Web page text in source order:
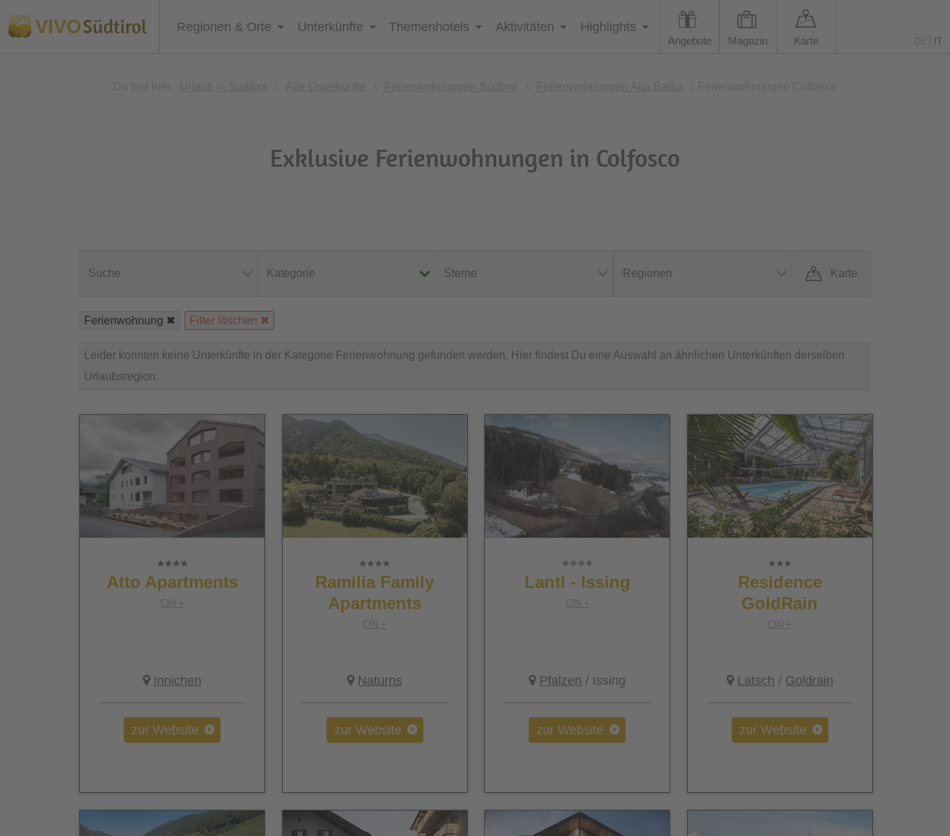
VIVOSüdtirol Regionen & Orte Unterkünfte Themenhotels Aktivitäten Highlights
Angebote Magazin Karte IT
Exklusive Ferienwohnungen in Colfosco
Suche Kategorie Sterne Regionen Karte
Ferienwohnung Filter löschen
Leider konnten keine Unterkünfte in der Kategorie Ferienwohnung gefunden werden. Hier findest Du eine Auswahl an ähnlichen Unterkünften derselben
Urlaubsregion.
Atto Apartments
CIN +
Innichen
zur Website
Ramilia Family
Apartments
CIN +
Naturns
zur Website
Lantl - Issing
CIN +
Pfalzen / Issing
zur Website
Residence
GoldRain
CIN +
Latsch / Goldrain
zur Website